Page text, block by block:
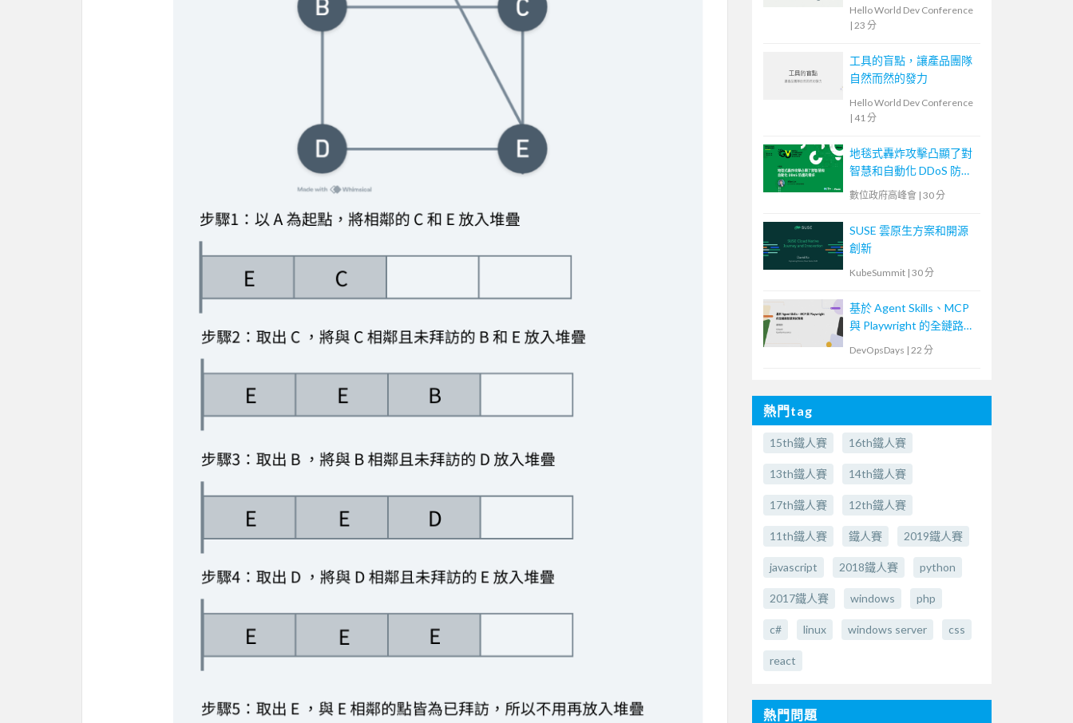
Hello World Dev Conference
| 23 分
工具的盲點，讓產品團隊
自然而然的發力
Hello World Dev Conference
| 41 分
地毯式轟炸攻擊凸顯了對
智慧和自動化 DDoS 防護
的需求
數位政府高峰會 | 30 分
SUSE 雲原生方案和開源
創新
KubeSummit | 30 分
基於 Agent Skills、MCP
與 Playwright 的全鏈路智
DevOpsDays | 22 分
熱門tag
15th鐵人賽 16th鐵人賽
13th鐵人賽 14th鐵人賽
17th鐵人賽 12th鐵人賽
11th鐵人賽 鐵人賽 2019鐵人賽
javascript 2018鐵人賽 python
2017鐵人賽 windows php
c# linux windows server css
react
熱門問題